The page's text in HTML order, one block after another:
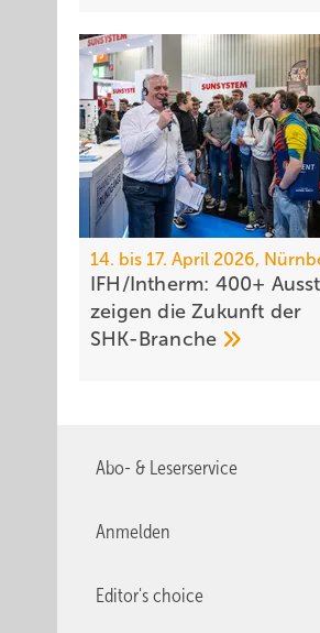
14. bis 17. April 2026,
IFH/Intherm: 400+
zei­gen die Zu­kunft der
SHK-Branche
Abo- & Leserservice
Anmelden
Editor's choice